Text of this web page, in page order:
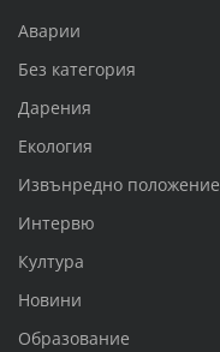
Аварии
Без категория
Дарения
Екология
Извънредно положение
Интервю
Култура
Новини
Образование